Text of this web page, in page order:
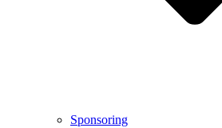
Sponsoring